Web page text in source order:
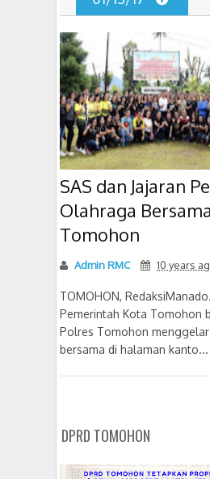
ADVETORIAL JONRU
SAS dan Jajaran
Olahraga
Tomohon
Admin RMC 10 years
TOMOHON,
Pemerintah Kota Tomohon
Polres Tomohon
bersama di halaman kanto...
DPRD TOMOHON